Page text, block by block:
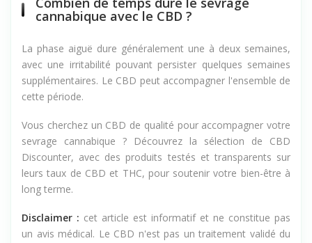
Combien de temps dure le sevrage
La phase aiguë dure généralement une à deux semaines,
avec une irritabilité pouvant persister quelques semaines
supplémentaires. Le CBD peut accompagner l'ensemble de
Vous cherchez un CBD de qualité pour accompagner votre
sevrage cannabique ? Découvrez la sélection de CBD
Discounter, avec des produits testés et transparents sur
leurs taux de CBD et THC, pour soutenir votre bien-être à
Disclaimer :cet article est informatif et ne constitue pas